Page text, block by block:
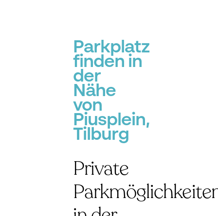
Parkplatz
finden in
der
Nähe
von
Piusplein,
Tilburg
Private